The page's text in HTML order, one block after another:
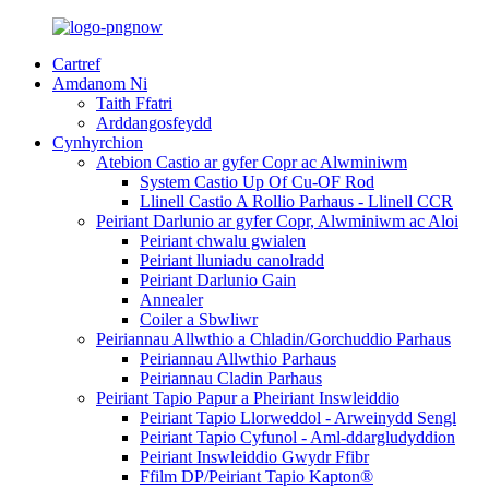
Cartref
Amdanom Ni
Taith Ffatri
Arddangosfeydd
Cynhyrchion
Atebion Castio ar gyfer Copr ac Alwminiwm
System Castio Up Of Cu-OF Rod
Llinell Castio A Rollio Parhaus - Llinell CCR
Peiriant Darlunio ar gyfer Copr, Alwminiwm ac Aloi
Peiriant chwalu gwialen
Peiriant lluniadu canolradd
Peiriant Darlunio Gain
Annealer
Coiler a Sbwliwr
Peiriannau Allwthio a Chladin/Gorchuddio Parhaus
Peiriannau Allwthio Parhaus
Peiriannau Cladin Parhaus
Peiriant Tapio Papur a Pheiriant Inswleiddio
Peiriant Tapio Llorweddol - Arweinydd Sengl
Peiriant Tapio Cyfunol - Aml-ddargludyddion
Peiriant Inswleiddio Gwydr Ffibr
Ffilm DP/Peiriant Tapio Kapton®